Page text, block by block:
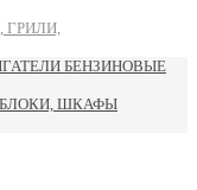
БЕНЗИНОВЫЕ
БЛОКИ, ШКАФЫ